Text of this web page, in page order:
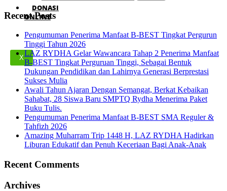
DONASI
ONLINE
X
Recent Posts
Pengumuman Penerima Manfaat B-BEST Tingkat Pergurun
Tinggi Tahun 2026
LAZ RYDHA Gelar Wawancara Tahap 2 Penerima Manfaat
B-BEST Tingkat Perguruan Tinggi, Sebagai Bentuk
Dukungan Pendidikan dan Lahirnya Generasi Berprestasi
Sukses Mulia
Awali Tahun Ajaran Dengan Semangat, Berkat Kebaikan
Sahabat, 28 Siswa Baru SMPTQ Rydha Menerima Paket
Buku Tulis.
Pengumuman Penerima Manfaat B-BEST SMA Reguler &
Tahfizh 2026
Amazing Muharram Trip 1448 H, LAZ RYDHA Hadirkan
Liburan Edukatif dan Penuh Keceriaan Bagi Anak-Anak
Recent Comments
Archives